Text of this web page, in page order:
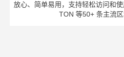
放心、简单易用，支持轻松访问和
TON 等50+ 条主流区